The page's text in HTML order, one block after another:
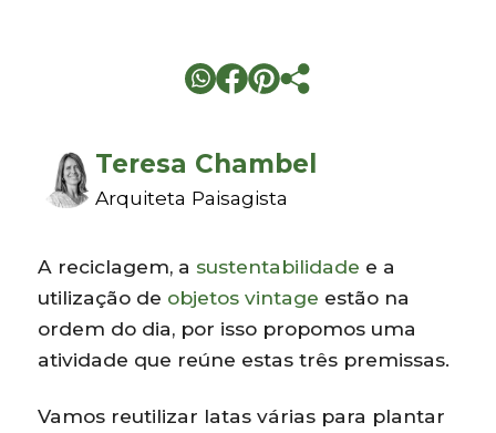
Teresa Chambel
Arquiteta Paisagista
A reciclagem, a sustentabilidade e a
utilização de objetos vintage estão na
ordem do dia, por isso propomos uma
atividade que reúne estas três premissas.
Vamos reutilizar latas várias para plantar